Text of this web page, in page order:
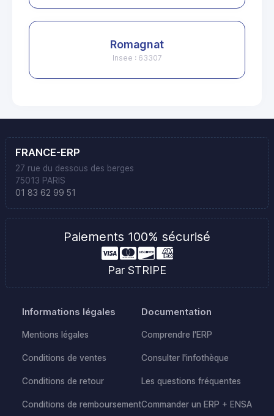
Romagnat
Insee : 63307
FRANCE-ERP
27 rue du dessous des berges
75013 PARIS
01 83 62 99 51
Paiements 100% sécurisé
Par STRIPE
Informations légales
Mentions légales
Conditions de ventes
Conditions de retour
Conditions de remboursement
Documentation
Comprendre l'ERP
Consulter l'infothèque
Les questions fréquentes
Commander un ERP + ENSA